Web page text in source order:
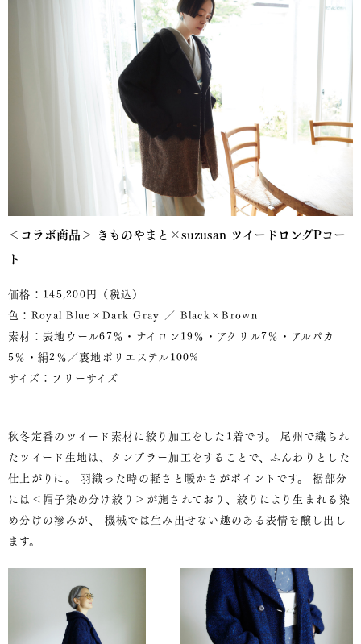
＜コラボ商品＞ きものやまと×suzusan ツイードロングPコー
ト
価格：145,200円（税込）
色：Royal Blue×Dark Gray ／ Black×Brown
素材：表地ウール67％・ナイロン19％・アクリル7％・アルパカ
5％・絹2％／裏地ポリエステル100%
サイズ：フリーサイズ
秋冬定番のツイード素材に絞り加工をした1着です。 尾州で織られ
たツイード生地は、タンブラー加工をすることで、ふんわりとした
仕上がりに。 羽織った時の軽さと暖かさがポイントです。 裾部分
には＜帽子染め分け絞り＞が施されており、絞りにより生まれる染
め分けの滲みが、 機械では生み出せない趣のある表情を醸し出し
ます。